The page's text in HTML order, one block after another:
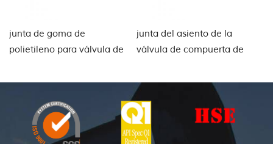
junta de goma de
polietileno para válvula de
junta del asiento de la
válvula de compuerta de